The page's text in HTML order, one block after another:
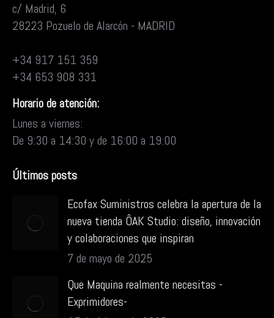
c/ Madrid, 6
28223 Pozuelo de Alarcón - MADRID
+34 917 151 359
+34 653 908 331
Horario de atención:
Lunes a viernes:
De 9:30 a 14:30 y de 16:00 a 19:00
Últimos posts
Ecofax Suministros celebra la apertura de la
nueva tienda ÔAK Studio: diseño, innovación
y colaboraciones que inspiran
7 de mayo de 2025
Que Maquina realmente necesitas -
Exprimidores-